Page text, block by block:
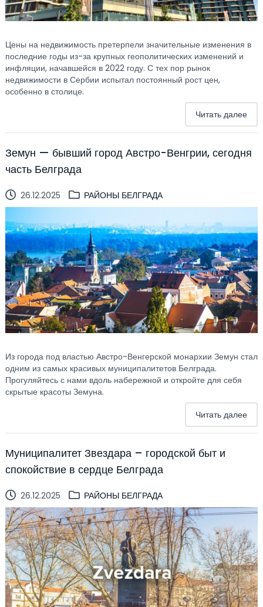
Цены на недвижимость претерпели значительные изменения в
последние годы из-за крупных геополитических изменений и
инфляции, начавшейся в 2022 году. С тех пор рынок
недвижимости в Сербии испытал постоянный рост цен,
особенно в столице.
Читать далее
Земун — бывший город Австро-Венгрии, сегодня
часть Белграда
26.12.2025 РАЙОНЫ БЕЛГРАДА
Из города под властью Австро-Венгерской монархии Земун стал
одним из самых красивых муниципалитетов Белграда.
Прогуляйтесь с нами вдоль набережной и откройте для себя
скрытые красоты Земуна.
Читать далее
Муниципалитет Звездара – городской быт и
спокойствие в сердце Белграда
26.12.2025 РАЙОНЫ БЕЛГРАДА